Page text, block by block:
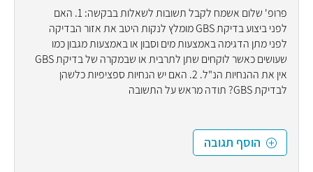
פרופ' שלום אשמח לקבל תשובות לשאלות בבקשה: 1. האם
לפני ביצוע בדיקת GBS מומלץ לנקות היטב את אזור הבדיקה
לפני מתן הדגימה באמצעות מים וסבון או באמצעות מגבון כמו
שעושים כאשר לוקחים שתן לתרבית או שבמקרה של בדיקת GBS
אין את ההנחיות הנ"ל. 2. האם יש הנחיות ספציפיות כלשהן
לבדיקת GBS? תודה מראש על התשובה
הוסף תגובה